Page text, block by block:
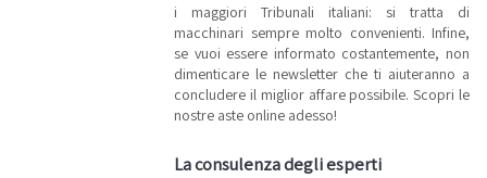
i maggiori Tribunali italiani: si tratta di
macchinari sempre molto convenienti. Infine,
se vuoi essere informato costantemente, non
dimenticare le newsletter che ti aiuteranno a
concludere il miglior affare possibile. Scopri le
nostre aste online adesso!
La consulenza degli esperti